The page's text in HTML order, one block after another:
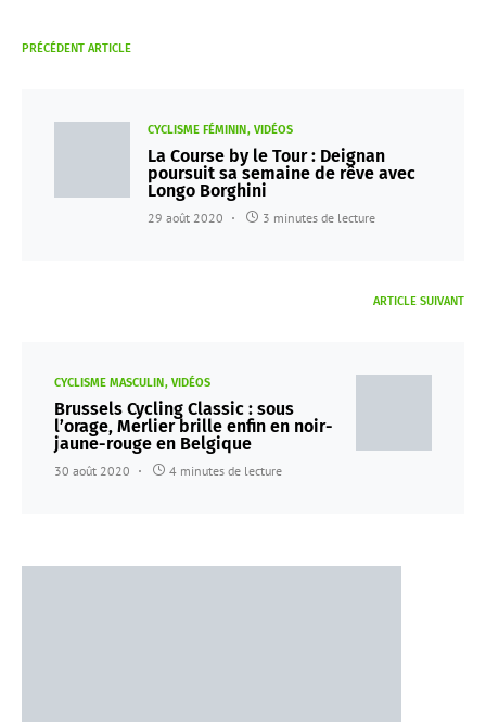
PRÉCÉDENT ARTICLE
CYCLISME FÉMININ VIDÉOS
La Course by le Tour : Deignan
poursuit sa semaine de rêve avec
Longo Borghini
29 août 2020 3 minutes de lecture
ARTICLE SUIVANT
CYCLISME MASCULIN VIDÉOS
Brussels Cycling Classic : sous
l’orage, Merlier brille enfin en noir-
jaune-rouge en Belgique
30 août 2020 4 minutes de lecture